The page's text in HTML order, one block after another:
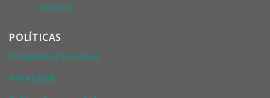
Contacto
POLÍTICAS
Preguntas frecuentes
Nota Legal